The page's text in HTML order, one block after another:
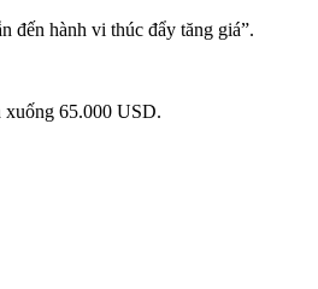
đến hành vi thúc đẩy tăng giá”.
xuống 65.000 USD.